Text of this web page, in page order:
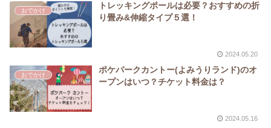
おでかけ
トレッキングポールは必要？おすすめの折
り畳み&伸縮タイプ５選！
2024.05.20
おでかけ
ポケパークカントー(よみうりランド)のオ
ープンはいつ？チケット料金は？
2024.05.16